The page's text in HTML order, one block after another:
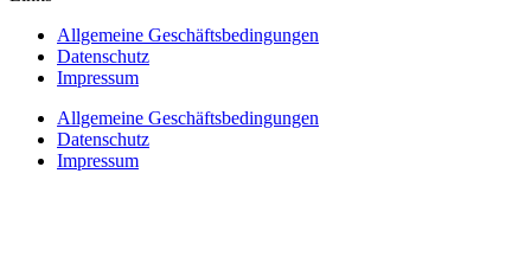
Allgemeine Geschäftsbedingungen
Datenschutz
Impressum
Allgemeine Geschäftsbedingungen
Datenschutz
Impressum